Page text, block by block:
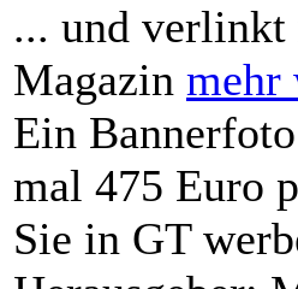
... und
Magazin mehr
Ein
mal 475 Euro
Sie in GT